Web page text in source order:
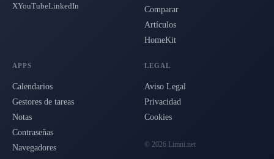
XYouTubeLinkedIn
Comparar
Artículos
HomeKit
APPS
Calendarios
Gestores de tareas
Notas
Contraseñas
Navegadores
LEGAL
Aviso Legal
Privacidad
Cookies
© 2026 Limni.net